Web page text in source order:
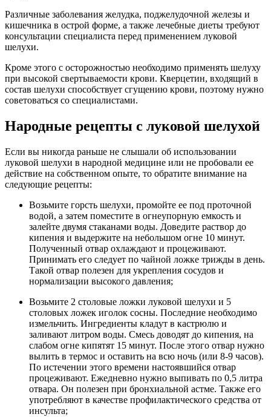
Различные заболевания желудка, поджелудочной железы и
кишечника в острой форме, а также лечебные диеты требуют
консультации специалиста перед применением луковой
шелухи.
Кроме этого с осторожностью необходимо применять шелуху
при высокой свертываемости крови. Кверцетин, входящий в
состав шелухи способствует сгущению крови, поэтому нужно
советоваться со специалистами.
Народные рецепты с луковой шелухой
Если вы никогда раньше не слышали об использовании
луковой шелухи в народной медицине или не пробовали ее
действие на собственном опыте, то обратите внимание на
следующие рецепты:
Возьмите горсть шелухи, промойте ее под проточной
водой, а затем поместите в огнеупорную емкость и
залейте двумя стаканами воды. Доведите раствор до
кипения и выдержите на небольшом огне 10 минут.
Полученный отвар охлаждают и процеживают.
Принимать его следует по чайной ложке трижды в день.
Такой отвар полезен для укрепления сосудов и
нормализации высокого давления;
Возьмите 2 столовые ложки луковой шелухи и 5
столовых ложек иголок сосны. Последние необходимо
измельчить. Ингредиенты кладут в кастрюлю и
заливают литром воды. Смесь доводят до кипения, на
слабом огне кипятят 15 минут. После этого отвар нужно
вылить в термос и оставить на всю ночь (или 8-9 часов).
По истечении этого времени настоявшийся отвар
процеживают. Ежедневно нужно выпивать по 0,5 литра
отвара. Он полезен при бронхиальной астме. Также его
употребляют в качестве профилактического средства от
инсульта;